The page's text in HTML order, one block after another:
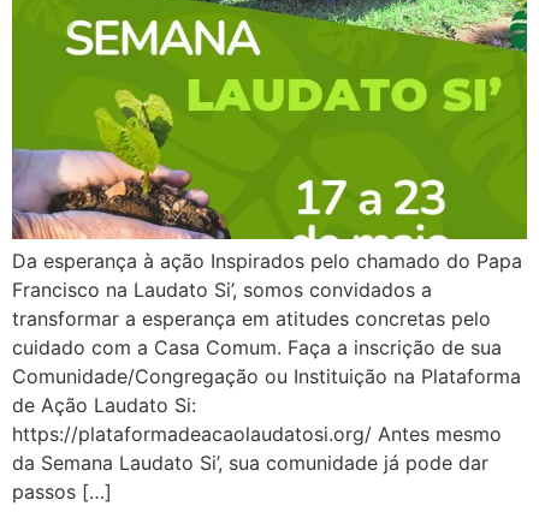
Da esperança à ação Inspirados pelo chamado do Papa
Francisco na Laudato Si’, somos convidados a
transformar a esperança em atitudes concretas pelo
cuidado com a Casa Comum. Faça a inscrição de sua
Comunidade/Congregação ou Instituição na Plataforma
de Ação Laudato Si:
https://plataformadeacaolaudatosi.org/ Antes mesmo
da Semana Laudato Si’, sua comunidade já pode dar
passos […]